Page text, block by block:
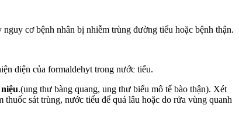
cơ bệnh nhân bị nhiễm trùng đường tiểu hoặc bệnh thận.
diện của formaldehyt trong nước tiểu.
.(ung thư bàng quang, ung thư biểu mô tế bào thận). Xét
sát trùng, nước tiểu để quá lâu hoặc do rửa vùng quanh